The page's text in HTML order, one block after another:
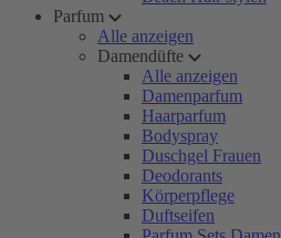
Parfum
Alle anzeigen
Damendüfte
Alle anzeigen
Damenparfum
Haarparfum
Bodyspray
Duschgel Frauen
Deodorants
Körperpflege
Duftseifen